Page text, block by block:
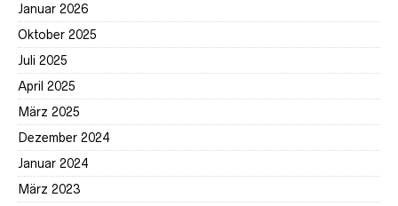
Januar 2026
Oktober 2025
Juli 2025
April 2025
März 2025
Dezember 2024
Januar 2024
März 2023